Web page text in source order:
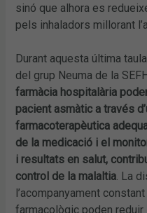
sinó que alhora es
pels inhaladors millorant
Durant aquesta última
del grup Neuma de la
farmàcia hospitalària
pacient asmàtic a través
farmacoterapèutica
de la medicació i el
i resultats en salut,
control de la malaltia. La
l’acompanyament
farmacològic poden